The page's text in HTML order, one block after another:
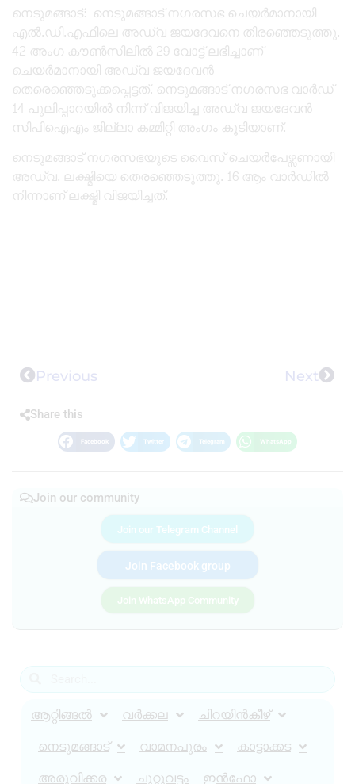
നെടുമങ്ങാട്: നെടുമങ്ങാട് നഗരസഭ ചെയർമാനായി
എൽ.ഡി.എഫിലെ അഡ്വ ജയദേവനെ തിരഞ്ഞെടുത്തു.
42 അംഗ കൗൺസിലിൽ 29 വോട്ട് ലഭിച്ചാണ്
ചെയർമാനായി അഡ്വ ജയദേവൻ
തെരെഞ്ഞെടുക്കപ്പെട്ടത്. നെടുമങ്ങാട് നഗരസഭ വാർഡ്
14 പുലിപ്പാറയിൽ നിന്ന് വിജയിച്ച അഡ്വ ജയദേവൻ
സിപിഐഎം ജില്ലാ കമ്മിറ്റി അംഗം കൂടിയാണ്.
നെടുമങ്ങാട് നഗരസഭയുടെ വൈസ് ചെയർപേഴ്സണായി
അഡ്വ. ലക്ഷ്മിയെ തെരഞ്ഞെടുത്തു. 16 ആം വാർഡിൽ
നിന്നാണ് ലക്ഷ്മി വിജയിച്ചത്.
Previous Next
Share this
Facebook Twitter Telegram WhatsApp
Join our community
Join our Telegram Channel
Join Facebook group
Join WhatsApp Community
ആറ്റിങ്ങൽ വർക്കല ചിറയിൻകീഴ്
നെടുമങ്ങാട് വാമനപുരം കാട്ടാക്കട
അരുവിക്കര ചുറ്റുവട്ടം ഇൻഫോ